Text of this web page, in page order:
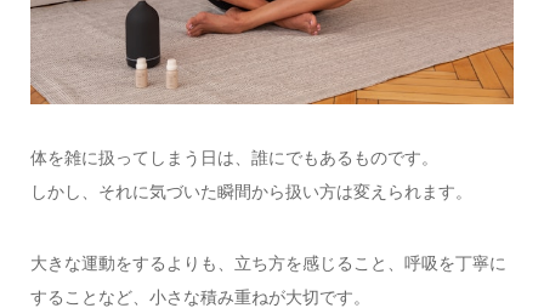
体を雑に扱ってしまう日は、誰にでもあるものです。
しかし、それに気づいた瞬間から扱い方は変えられます。
大きな運動をするよりも、立ち方を感じること、呼吸を丁寧に
することなど、小さな積み重ねが大切です。